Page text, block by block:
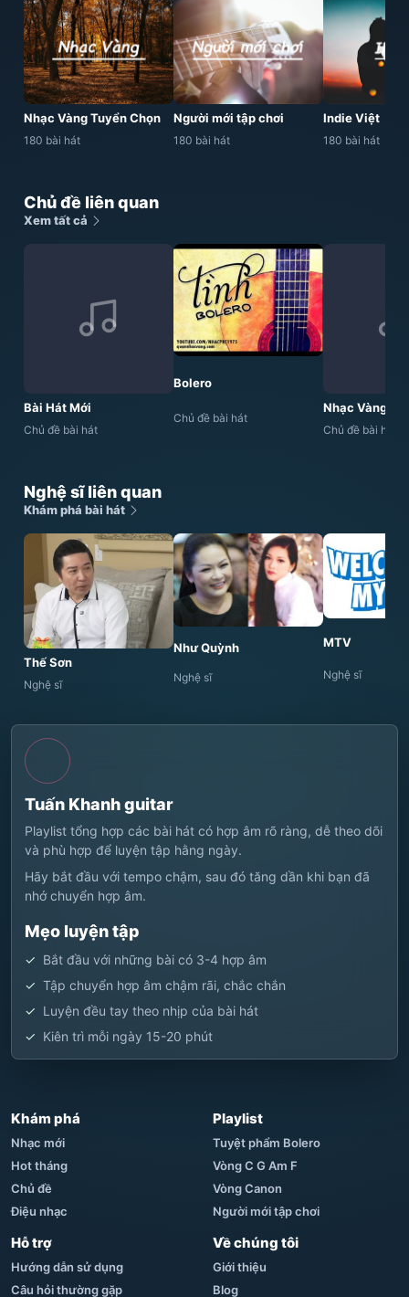
Nhạc Vàng Tuyển Chọn
180 bài hát
Người mới tập chơi
180 bài hát
Indie Việt
180 bài hát
Chủ đề liên quan
Xem tất cả
Bài Hát Mới
Chủ đề bài hát
Bolero
Chủ đề bài hát
Nhạc Vàng
Chủ đề bài hát
Nghệ sĩ liên quan
Khám phá bài hát
Thế Sơn
Nghệ sĩ
Như Quỳnh
Nghệ sĩ
MTV
Nghệ sĩ
Tuấn Khanh guitar
Playlist tổng hợp các bài hát có hợp âm rõ ràng, dễ theo dõi
và phù hợp để luyện tập hằng ngày.
Hãy bắt đầu với tempo chậm, sau đó tăng dần khi bạn đã
nhớ chuyển hợp âm.
Mẹo luyện tập
Bắt đầu với những bài có 3-4 hợp âm
Tập chuyển hợp âm chậm rãi, chắc chắn
Luyện đều tay theo nhịp của bài hát
Kiên trì mỗi ngày 15-20 phút
Khám phá
Nhạc mới
Hot tháng
Chủ đề
Điệu nhạc
Playlist
Tuyệt phẩm Bolero
Vòng C G Am F
Vòng Canon
Người mới tập chơi
Hỗ trợ
Hướng dẫn sử dụng
Câu hỏi thường gặp
Về chúng tôi
Giới thiệu
Blog